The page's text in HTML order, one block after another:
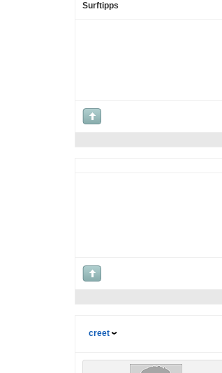
Surftipps
creet